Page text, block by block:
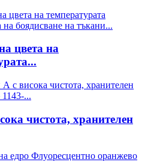
цвета на
чистота, хранителен